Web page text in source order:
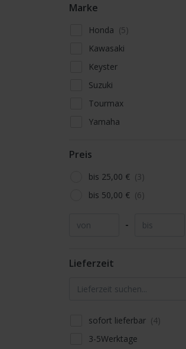
Marke
Honda
Kawasaki
Keyster
Suzuki
Tourmax
Yamaha
Preis
bis 25,00 €
bis 50,00 €
-
Lieferzeit
sofort lieferbar
3-5Werktage